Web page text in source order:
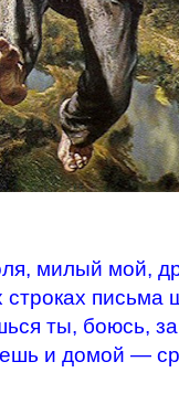
милый мой,
письма
ты, боюсь,
и домой —